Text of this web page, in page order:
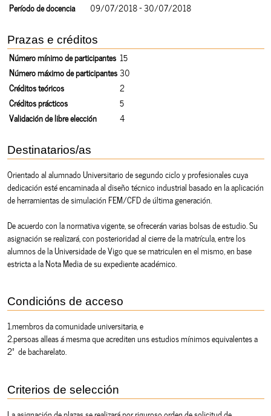
Período de docencia
09/07/2018 - 30/07/2018
Prazas e créditos
Número mínimo de participantes 15
Número máximo de participantes 30
Créditos teóricos
2
Créditos prácticos
5
Validación de libre elección
4
Destinatarios/as
Orientado al alumnado Universitario de segundo ciclo y profesionales cuya
dedicación esté encaminada al diseño técnico industrial basado en la aplicación
de herramientas de simulación FEM/CFD de última generación.
De acuerdo con la normativa vigente, se ofrecerán varias bolsas de estudio. Su
asignación se realizará, con posterioridad al cierre de la matrícula, entre los
alumnos de la Universidade de Vigo que se matriculen en el mismo, en base
estricta a la Nota Media de su expediente académico.
Condicións de acceso
1.membros da comunidade universitaria, e
2.persoas alleas á mesma que acrediten uns estudios mínimos equivalentes a
2º de bacharelato.
Criterios de selección